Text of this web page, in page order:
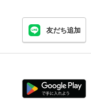
友だち追加